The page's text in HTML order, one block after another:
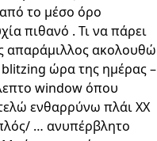
το μέσο όρο
πιθανό . Τι να πάρει
απαράμιλλος ακολουθώ
ώρα της ημέρας –
window όπου
ενθαρρύνω πλάι XX
… ανυπέρβλητο